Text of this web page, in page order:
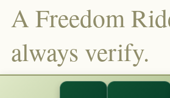
A Freedom
always verify.